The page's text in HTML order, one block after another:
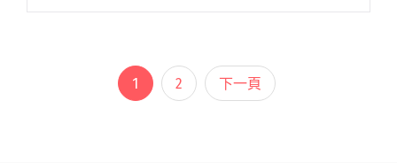
你放進歌裡，才能力抗時間的洪流，有效建置思
"【StreetVoice新歌週報】洪安妮建置思念的週
期 JOYCE就以斯可愛對唱聽不膩"
1 2 下一頁